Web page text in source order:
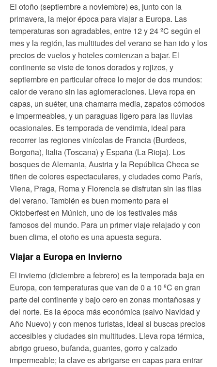
El otoño (septiembre a noviembre) es, junto con la
primavera, la mejor época para viajar a Europa. Las
temperaturas son agradables, entre 12 y 24 ºC según el
mes y la región, las multitudes del verano se han ido y los
precios de vuelos y hoteles comienzan a bajar. El
continente se viste de tonos dorados y rojizos, y
septiembre en particular ofrece lo mejor de dos mundos:
calor de verano sin las aglomeraciones. Lleva ropa en
capas, un suéter, una chamarra media, zapatos cómodos
e impermeables, y un paraguas ligero para las lluvias
ocasionales. Es temporada de vendimia, ideal para
recorrer las regiones vinícolas de Francia (Burdeos,
Borgoña), Italia (Toscana) y España (La Rioja). Los
bosques de Alemania, Austria y la República Checa se
tiñen de colores espectaculares, y ciudades como París,
Viena, Praga, Roma y Florencia se disfrutan sin las filas
del verano. También es buen momento para el
Oktoberfest en Múnich, uno de los festivales más
famosos del mundo. Para un primer viaje relajado y con
buen clima, el otoño es una apuesta segura.
Viajar a Europa en Invierno
El invierno (diciembre a febrero) es la temporada baja en
Europa, con temperaturas que van de 0 a 10 ºC en gran
parte del continente y bajo cero en zonas montañosas y
del norte. Es la época más económica (salvo Navidad y
Año Nuevo) y con menos turistas, ideal si buscas precios
accesibles y ciudades sin multitudes. Lleva ropa térmica,
abrigo grueso, bufanda, guantes, gorro y calzado
impermeable; la clave es abrigarse en capas para entrar